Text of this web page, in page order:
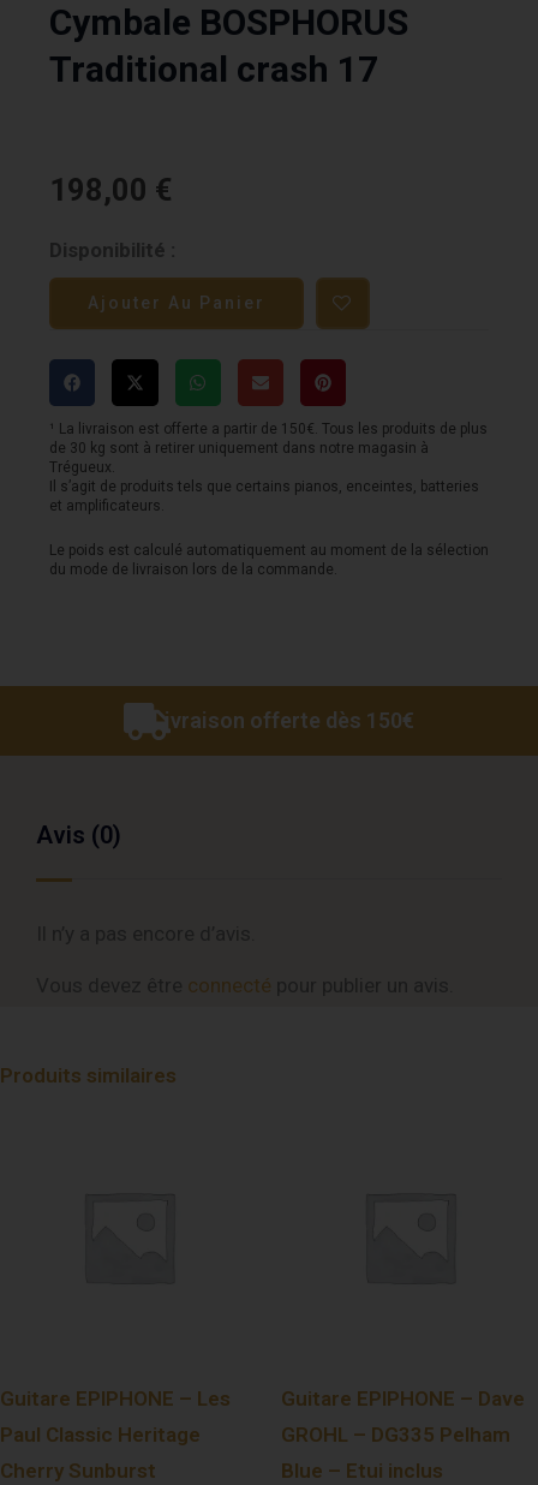
Cymbale BOSPHORUS
Traditional crash 17
198,00 €
Disponibilité :
quantité
de
Cymbale
BOSPHORUS
Traditional
crash
17
Ajouter Au Panier
¹ La livraison est offerte a partir de 150€. Tous les produits de plus
de 30 kg sont à retirer uniquement dans notre magasin à
Trégueux.
Il s’agit de produits tels que certains pianos, enceintes, batteries
et amplificateurs.
Le poids est calculé automatiquement au moment de la sélection
du mode de livraison lors de la commande.
Livraison offerte dès 150€
Avis (0)
connecté
Produits similaires
Guitare EPIPHONE – Les
Paul Classic Heritage
Cherry Sunburst
Guitare EPIPHONE – Dave
GROHL – DG335 Pelham
Blue – Etui inclus